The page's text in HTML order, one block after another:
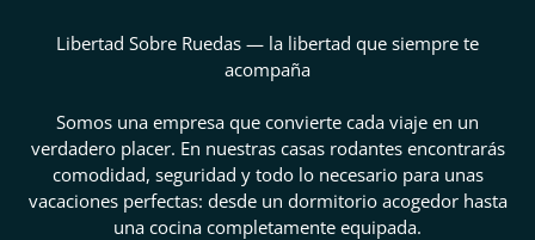
Libertad Sobre Ruedas — la libertad que siempre te
acompaña
Somos una empresa que convierte cada viaje en un
verdadero placer. En nuestras casas rodantes encontrarás
comodidad, seguridad y todo lo necesario para unas
vacaciones perfectas: desde un dormitorio acogedor hasta
una cocina completamente equipada.